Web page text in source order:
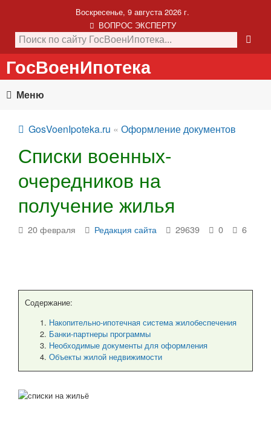
Воскресенье, 9 августа 2026 г.
ВОПРОС ЭКСПЕРТУ
ГосВоенИпотека
Меню
GosVoenIpoteka.ru « Оформление документов
Списки военных-
очередников на
получение жилья
20 февраля Редакция сайта 29639 0 6
Содержание:
Накопительно-ипотечная система жилобеспечения
Банки-партнеры программы
Необходимые документы для оформления
Объекты жилой недвижимости